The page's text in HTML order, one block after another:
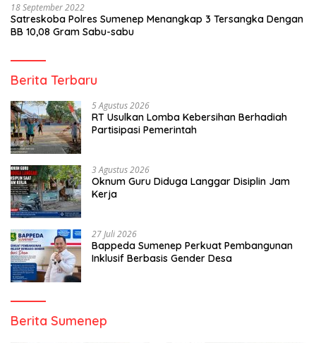
18 September 2022
Satreskoba Polres Sumenep Menangkap 3 Tersangka Dengan
BB 10,08 Gram Sabu-sabu
Berita Terbaru
5 Agustus 2026
RT Usulkan Lomba Kebersihan Berhadiah
Partisipasi Pemerintah
3 Agustus 2026
Oknum Guru Diduga Langgar Disiplin Jam
Kerja
27 Juli 2026
Bappeda Sumenep Perkuat Pembangunan
Inklusif Berbasis Gender Desa
Berita Sumenep